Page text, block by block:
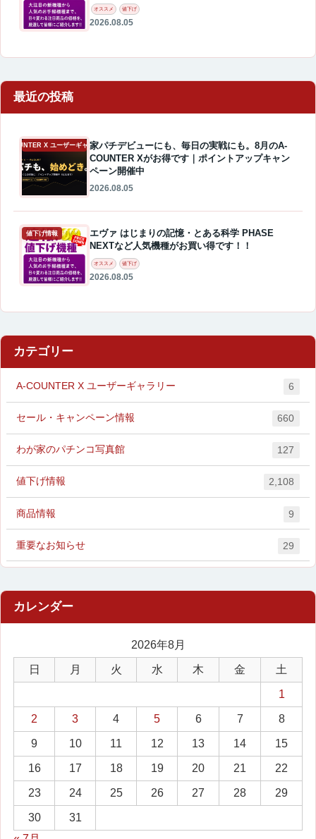
オススメ 値下げ
2026.08.05
最近の投稿
A-COUNTER X ユーザーギャラリー家パチデビューにも、毎日の実戦にも。8月のA-
COUNTER Xがお得です｜ポイントアップキャン
ペーン開催中
2026.08.05
値下げ情報
エヴァ はじまりの記憶・とある科学 PHASE
NEXTなど人気機種がお買い得です！！
オススメ 値下げ
2026.08.05
カテゴリー
A-COUNTER X ユーザーギャラリー 6
セール・キャンペーン情報 660
わが家のパチンコ写真館 127
値下げ情報 2,108
商品情報 9
重要なお知らせ 29
2026年8月
日 月 火 水 木 金 土
1
2 3 4 5 6 7 8
9 10 11 12 13 14 15
16 17 18 19 20 21 22
23 24 25 26 27 28 29
30
31